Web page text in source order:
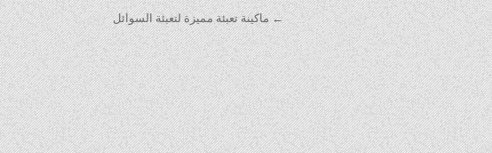
← ماكينة تعبئة مميزة لتعبئة السوائل